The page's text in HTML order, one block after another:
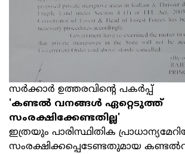
സർക്കാർ ഉത്തരവിന്റെ പകർപ്പ്
'കണ്ടല്‍ വനങ്ങള്‍ ഏറ്റെടുത്ത്
സംരക്ഷിക്കേണ്ടതില്ല'
ഇത്രയും പാരിസ്ഥിതിക
സംരക്ഷിക്കപ്പെടേണ്ടതുമായ